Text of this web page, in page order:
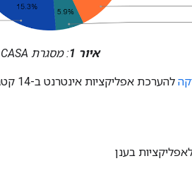
איור 1 : מסגרת CASA
להערכת אפליקציות אינטרנט ב-14 קטגוריות של תקן אימות אבטחת האפליקציות 4.0